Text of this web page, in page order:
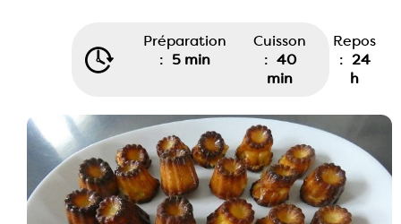
Préparation
: 5 min
Cuisson
: 40
min
Repos
: 24
h